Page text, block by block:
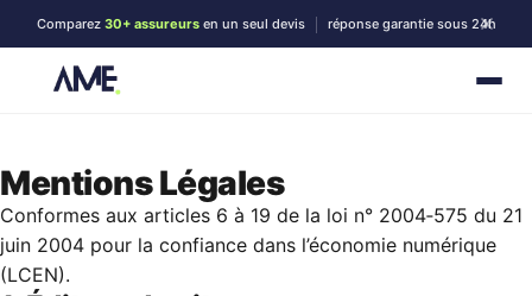
Comparez 30+ assureursen un seul devis réponse garantie sous 24h
OFFRE DU MOMENT
Auto
MEILLEURS TAUX
Crédit
RENCONTREZ-NOUS
Rencontrez nos
experts à Paris 18
Assurance
Crédit &
Mentions Légales
Conformes aux articles 6 à 19 de la loi n° 2004‑575 du 21
juin 2004 pour la confiance dans l’économie numérique
(LCEN).